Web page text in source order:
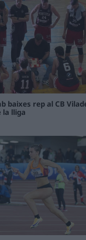
baixes rep al CB
la lliga